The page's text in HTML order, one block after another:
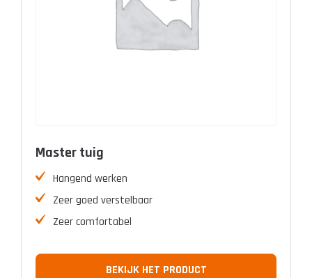
Master tuig
Hangend werken
Zeer goed verstelbaar
Zeer comfortabel
BEKIJK HET PRODUCT